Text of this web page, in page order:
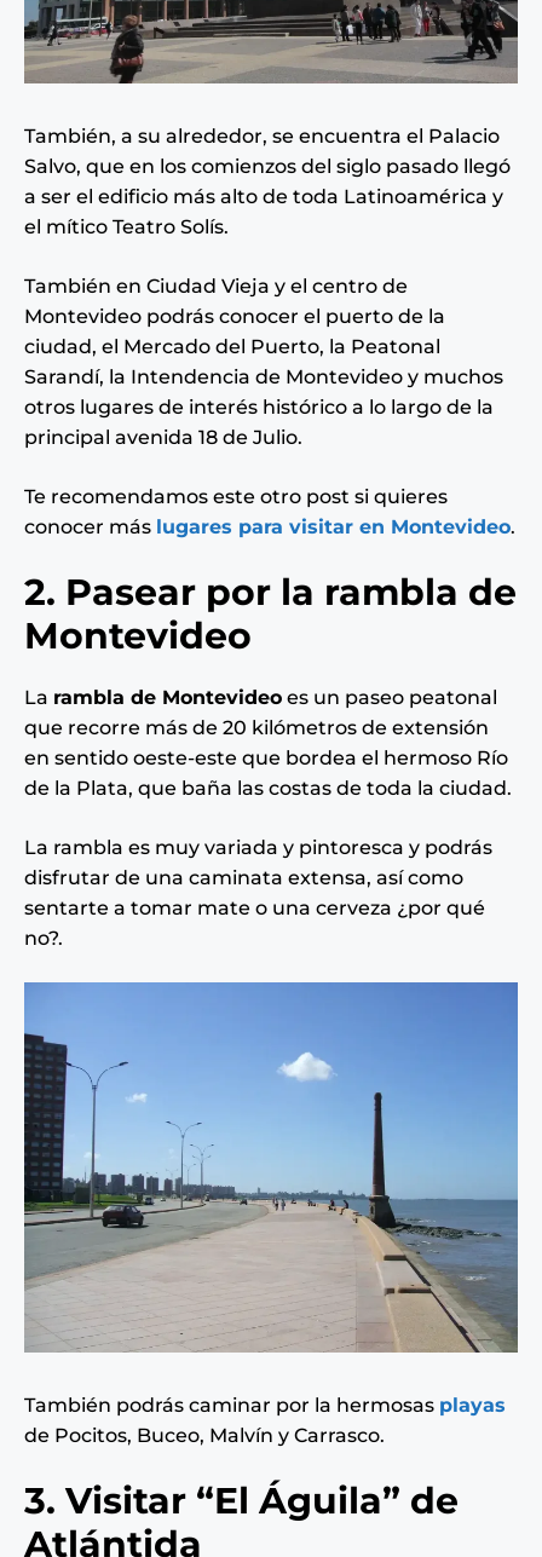
También, a su alrededor, se encuentra el Palacio
Salvo, que en los comienzos del siglo pasado llegó
a ser el edificio más alto de toda Latinoamérica y
el mítico Teatro Solís.
También en Ciudad Vieja y el centro de
Montevideo podrás conocer el puerto de la
ciudad, el Mercado del Puerto, la Peatonal
Sarandí, la Intendencia de Montevideo y muchos
otros lugares de interés histórico a lo largo de la
principal avenida 18 de Julio.
Te recomendamos este otro post si quieres
conocer más lugares para visitar en Montevideo.
2. Pasear por la rambla de
Montevideo
La rambla de Montevideo es un paseo peatonal
que recorre más de 20 kilómetros de extensión
en sentido oeste-este que bordea el hermoso Río
de la Plata, que baña las costas de toda la ciudad.
La rambla es muy variada y pintoresca y podrás
disfrutar de una caminata extensa, así como
sentarte a tomar mate o una cerveza ¿por qué
no?.
También podrás caminar por la hermosas playas
de Pocitos, Buceo, Malvín y Carrasco.
3. Visitar “El Águila” de
Atlántida